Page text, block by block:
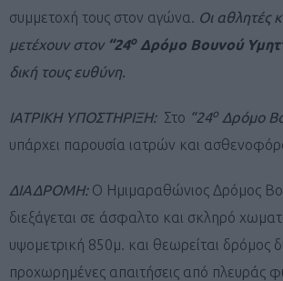
συμμετοχή τους στον αγώνα. Οι αθλητές
μετέχουν στον “24οΔρόμο Βουνού
δική τους ευθύνη.
ΙΑΤΡΙΚΗ ΥΠΟΣΤΗΡΙΞΗ: Στο “24ο Δρόμο
υπάρχει παρουσία ιατρών και
ΔΙΑΔΡΟΜΗ:Ο Ημιμαραθώνιος Δρόμος
διεξάγεται σε άσφαλτο και σκληρό
υψομετρική 850μ. και θεωρείται δρόμος
προχωρημένες απαιτήσεις από πλευράς